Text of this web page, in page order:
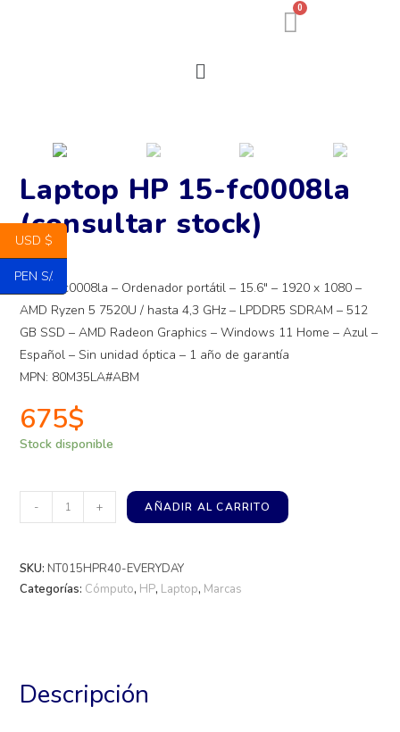
0
Laptop HP 15-fc0008la
(consultar stock)
HP 15-fc0008la – Ordenador portátil – 15.6″ – 1920 x 1080 –
AMD Ryzen 5 7520U / hasta 4,3 GHz – LPDDR5 SDRAM – 512
GB SSD – AMD Radeon Graphics – Windows 11 Home – Azul –
Español – Sin unidad óptica – 1 año de garantía
MPN: 80M35LA#ABM
675$
Stock disponible
- + AÑADIR AL CARRITO
SKU: NT015HPR40-EVERYDAY
Categorías: Cómputo, HP, Laptop, Marcas
Descripción
USD $
PEN S/.